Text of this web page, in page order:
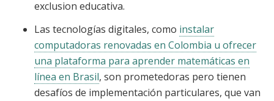
exclusion educativa.
Las tecnologías digitales, como instalar
computadoras renovadas en Colombia u ofrecer
una plataforma para aprender matemáticas en
línea en Brasil, son prometedoras pero tienen
desafíos de implementación particulares, que van